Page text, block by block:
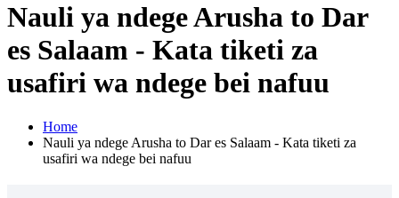
Nauli ya ndege Arusha to Dar
es Salaam - Kata tiketi za
usafiri wa ndege bei nafuu
Home
Nauli ya ndege Arusha to Dar es Salaam - Kata tiketi za
usafiri wa ndege bei nafuu